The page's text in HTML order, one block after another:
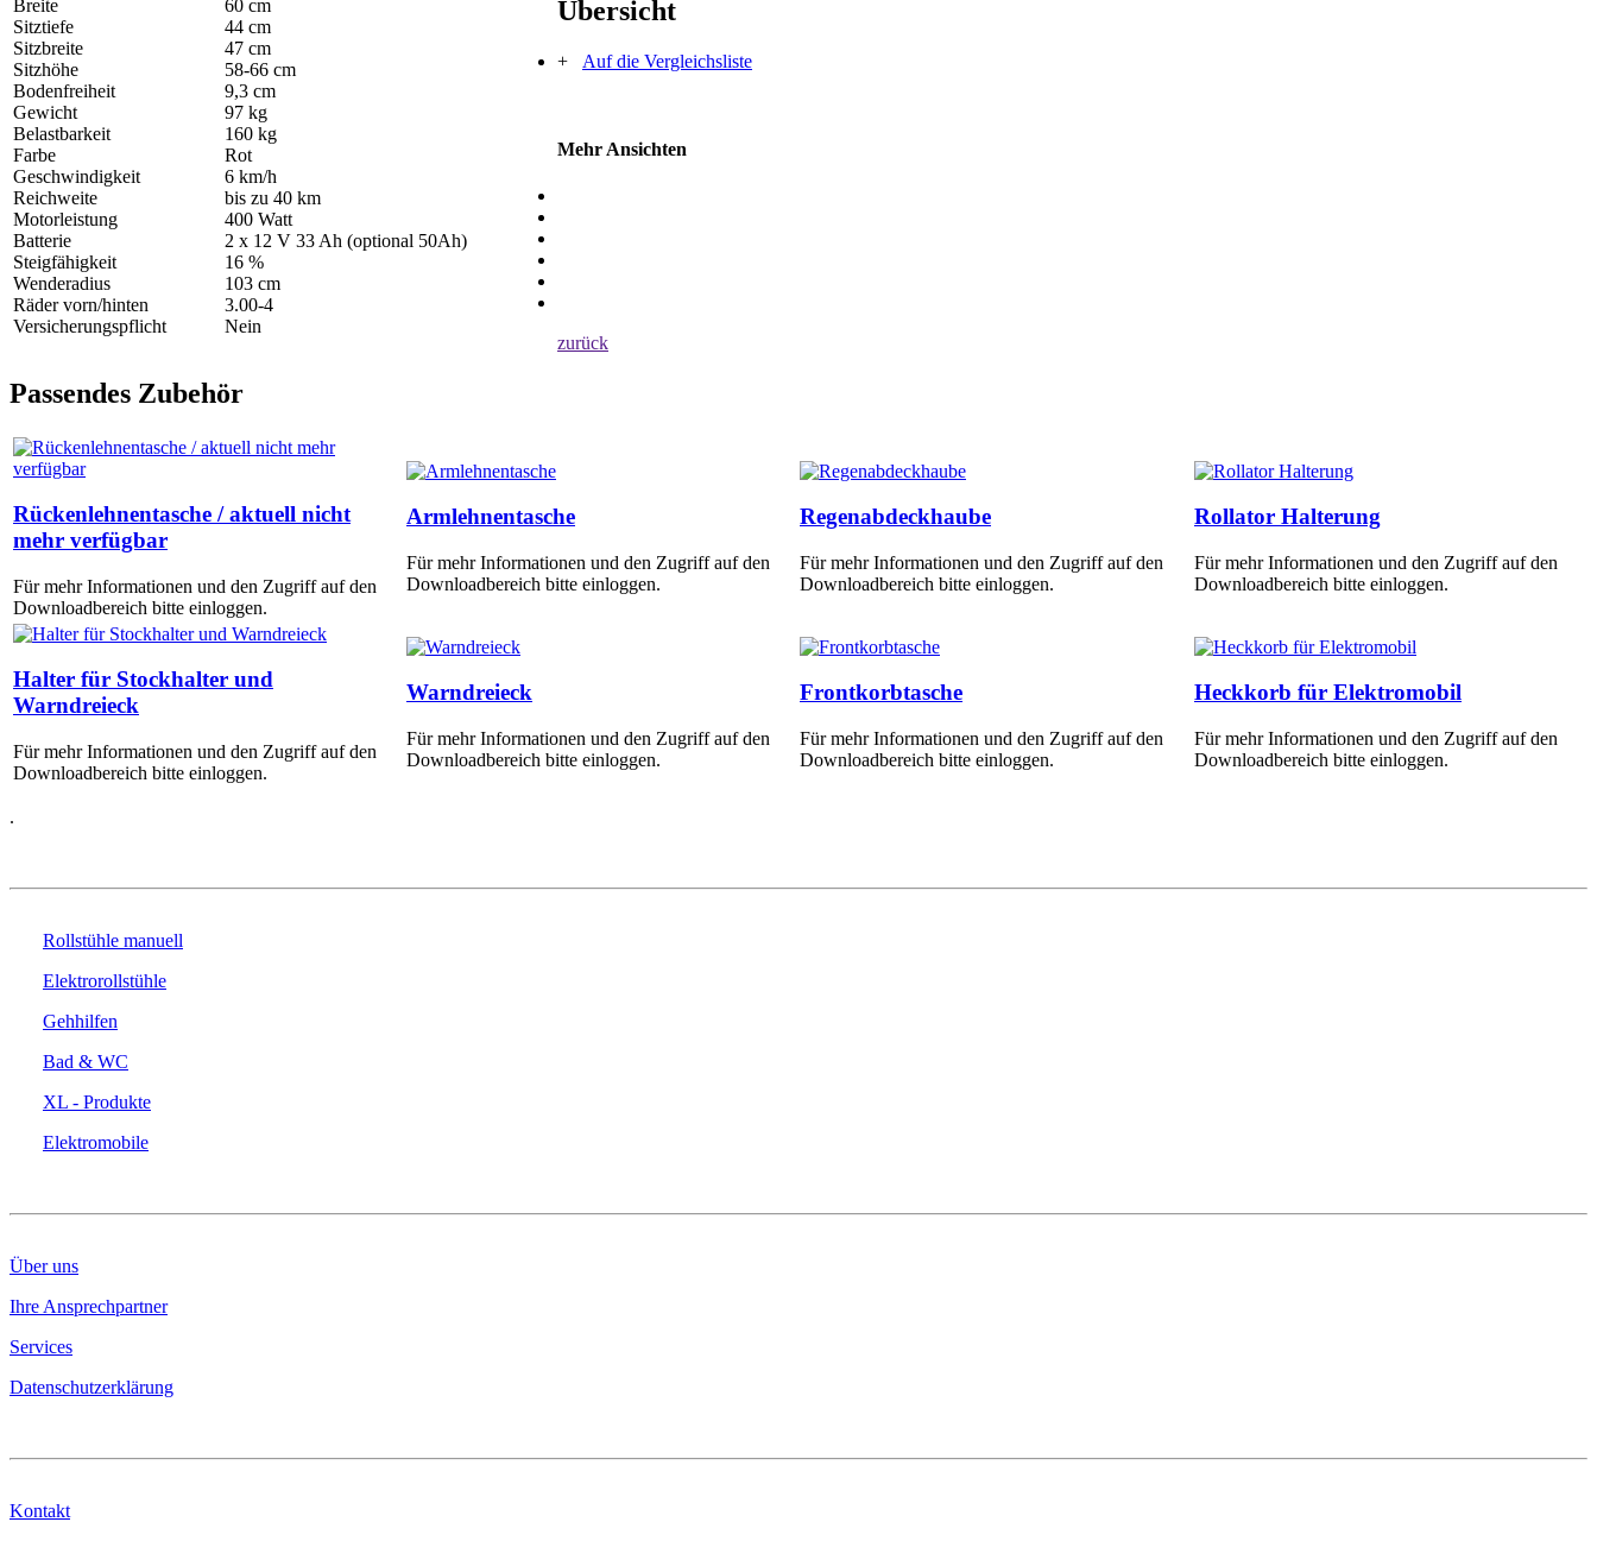
Breite
Sitztiefe
Sitzbreite
Sitzhöhe
Bodenfreiheit
Gewicht
Belastbarkeit
Farbe
Geschwindigkeit
Reichweite
Motorleistung
Batterie
Steigfähigkeit
Wenderadius
Räder vorn/hinten
Versicherungspflicht
60 cm
44 cm
47 cm
58-66 cm
9,3 cm
97 kg
160 kg
Rot
6 km/h
bis zu 40 km
400 Watt
2 x 12 V 33 Ah (optional 50Ah)
16 %
103 cm
3.00-4
Nein
Übersicht
+ Auf die Vergleichsliste
Mehr Ansichten
zurück
Passendes Zubehör
Rückenlehnentasche / aktuell nicht
mehr verfügbar
Für mehr Informationen und den Zugriff auf den
Downloadbereich bitte einloggen.
Armlehnentasche
Für mehr Informationen und den Zugriff auf den
Downloadbereich bitte einloggen.
Regenabdeckhaube
Für mehr Informationen und den Zugriff auf den
Downloadbereich bitte einloggen.
Rollator Halterung
Für mehr Informationen und den Zugriff auf den
Downloadbereich bitte einloggen.
Halter für Stockhalter und
Warndreieck
Für mehr Informationen und den Zugriff auf den
Downloadbereich bitte einloggen.
Warndreieck
Für mehr Informationen und den Zugriff auf den
Downloadbereich bitte einloggen.
Frontkorbtasche
Für mehr Informationen und den Zugriff auf den
Downloadbereich bitte einloggen.
Heckkorb für Elektromobil
Für mehr Informationen und den Zugriff auf den
Downloadbereich bitte einloggen.
.
Rollstühle manuell
Elektrorollstühle
Gehhilfen
Bad & WC
XL - Produkte
Elektromobile
Über uns
Ihre Ansprechpartner
Services
Datenschutzerklärung
Kontakt